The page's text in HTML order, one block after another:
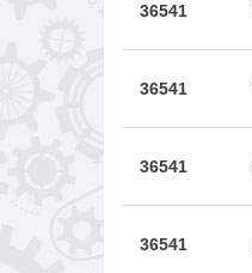
36541
36541
36541
36541